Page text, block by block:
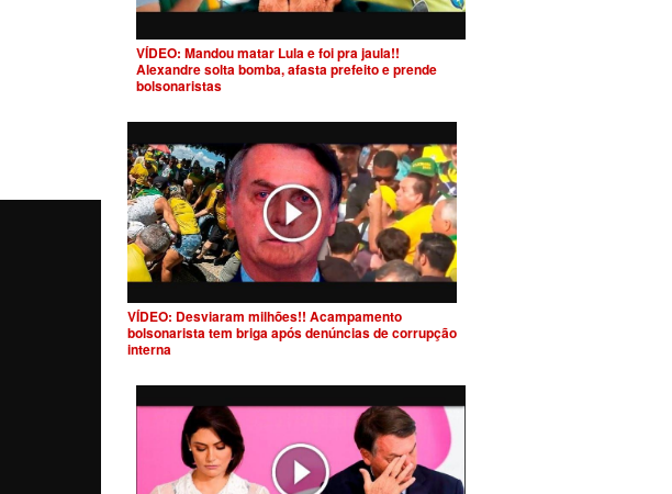
VÍDEO: Mandou matar Lula e foi pra jaula!!
Alexandre solta bomba, afasta prefeito e prende
bolsonaristas
VÍDEO: Desviaram milhões!! Acampamento
bolsonarista tem briga após denúncias de corrupção
interna